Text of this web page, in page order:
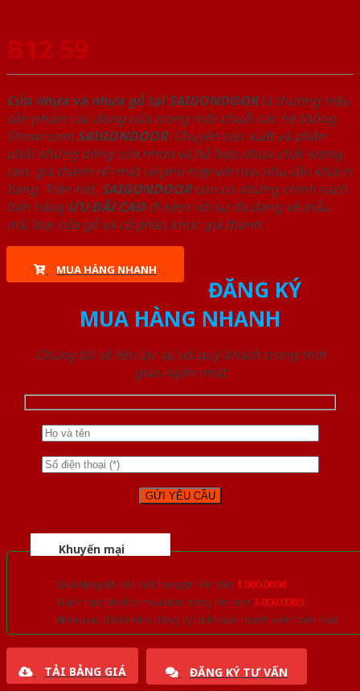
B12 59
Cửa nhựa và nhựa gỗ tại SAIGONDOORlà thương hiệu
sản phẩm các dòng cửa trong một chuỗi các hệ thống
Showroom SAIGONDOOR. Chuyên sản xuất và phân
phối những dòng cửa nhựa và hỗ hợp nhựa chất lượng
cao, giá thành rẻ nhất và phù hợp với mọi nhu cầu khách
hàng. Trên hết, SAIGONDOORcòn có những chính sách
bán hàng ƯU ĐÃI CAOđi kèm với sự đa dạng về mẫu
mã, loại cửa gỗ và cả phân khúc giá thành.
MUA HÀNG NHANH
ĐĂNG KÝ
MUA HÀNG NHANH
Chúng tôi sẽ liên lạc lại với quý khách trong thời
gian ngắn nhất
Khuyến mại
Quà tặng đồ nội thất trang trí lên đến 1.000.000đ
Giảm trực tiếp khi mua đơn hàng lớn hơn 3.000.000đ
Nhiều ưu đãi lớn khi đăng ký tài khoản thành viên thân thiết
TẢI BẢNG GIÁ ĐĂNG KÝ TƯ VẤN